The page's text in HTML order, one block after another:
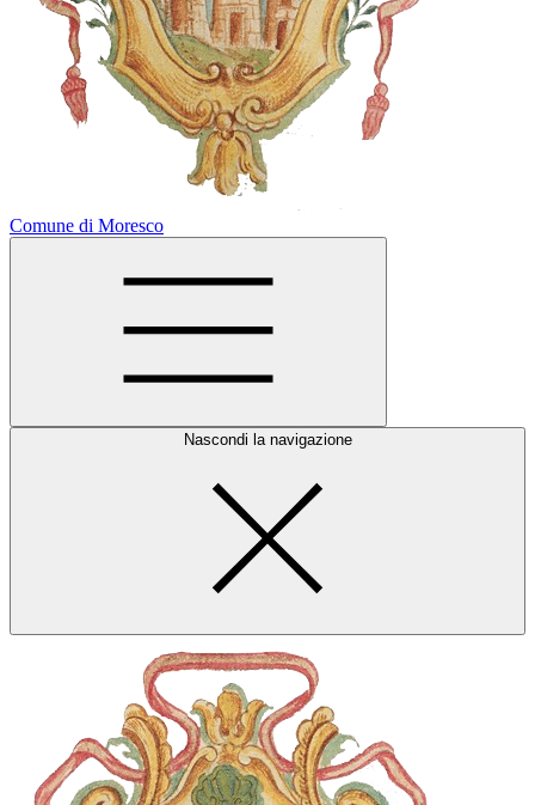
Comune di Moresco
Nascondi la navigazione